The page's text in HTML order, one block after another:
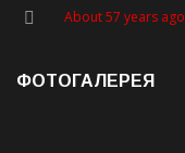
About 57 years ago
ФОТОГАЛЕРЕЯ